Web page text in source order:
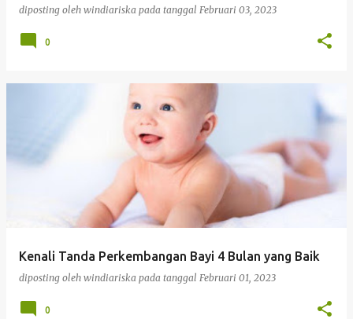
diposting oleh windiariska pada tanggal Februari 03, 2023
0
Kenali Tanda Perkembangan Bayi 4 Bulan yang Baik
diposting oleh windiariska pada tanggal Februari 01, 2023
0